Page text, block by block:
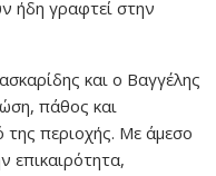
ήδη γραφτεί στην
και ο Βαγγέλης
πάθος και
της περιοχής. Με άμεσο
επικαιρότητα,